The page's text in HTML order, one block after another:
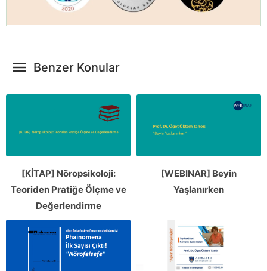
Benzer Konular
[KİTAP] Nöropsikoloji:
Teoriden Pratiğe Ölçme ve
Değerlendirme
[WEBINAR] Beyin
Yaşlanırken